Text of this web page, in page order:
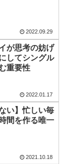
2022.09.29
が思考の妨げ
してシングル
重要性
2022.01.17
い】忙しい毎
間を作る唯一
2021.10.18